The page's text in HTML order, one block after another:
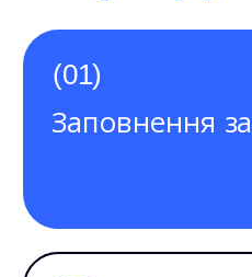
(01)
Заповнення